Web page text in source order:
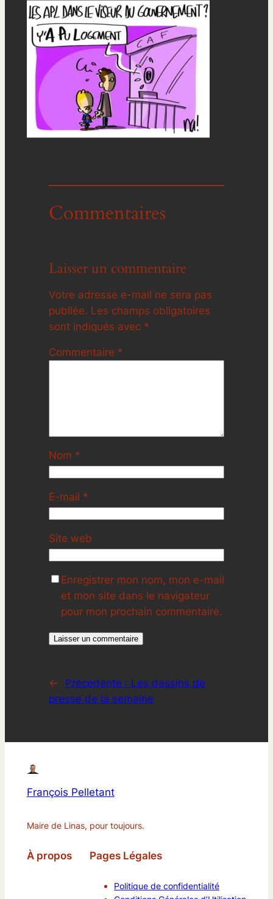
Commentaires
Laisser un commentaire
Votre adresse e-mail ne sera pas
publiée. Les champs obligatoires
sont indiqués avec *
Commentaire *
Nom *
E-mail *
Site web
Enregistrer mon nom, mon e-mail
et mon site dans le navigateur
pour mon prochain commentaire.
← Précédente : Les dessins de
presse de la semaine
François Pelletant
Maire de Linas, pour toujours.
À propos Pages Légales
Politique de confidentialité